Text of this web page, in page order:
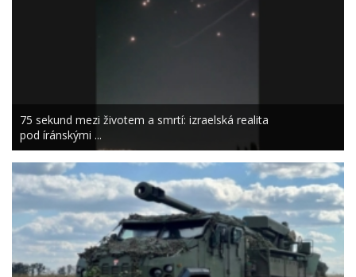
75 sekund mezi životem a smrtí: izraelská realita
pod íránskými ...